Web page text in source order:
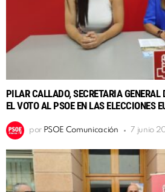
PILAR CALLADO, SECRETARIA
EL VOTO AL PSOE EN LAS ELECCIONES
por PSOE Comunicación 7 junio